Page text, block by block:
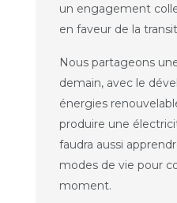
un engagement
en faveur de la
Nous partageons
demain, avec le
énergies
produire une
faudra aussi
modes de vie pour
moment.